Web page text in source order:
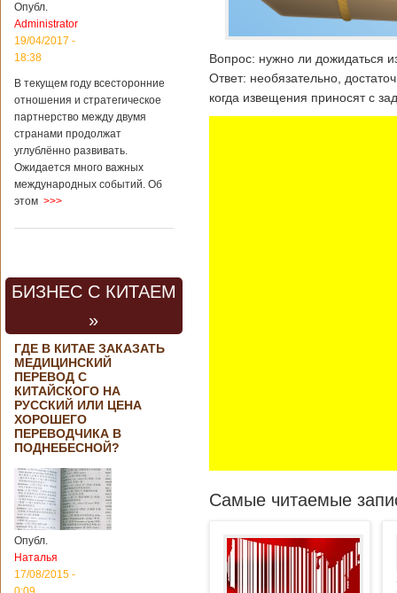
Опубл.
Administrator
19/04/2017 -
18:38
В текущем году всесторонние
отношения и стратегическое
партнерство между двумя
странами продолжат
углублённо развивать.
Ожидается много важных
международных событий. Об
этом >>>
БИЗНЕС С КИТАЕМ
»
ГДЕ В КИТАЕ ЗАКАЗАТЬ
МЕДИЦИНСКИЙ
ПЕРЕВОД С
КИТАЙСКОГО НА
РУССКИЙ ИЛИ ЦЕНА
ХОРОШЕГО
ПЕРЕВОДЧИКА В
ПОДНЕБЕСНОЙ?
Опубл.
Наталья
17/08/2015 -
Вопрос: нужно ли дожидаться
Ответ: необязательно,
когда извещения приносят с
Самые читаемые